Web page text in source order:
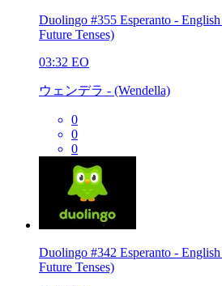
Duolingo #355 Esperanto -
Future Tenses)
03:32 EO
ウェンデラ - (Wendella)
0
0
0
Duolingo #342 Esperanto -
Future Tenses)